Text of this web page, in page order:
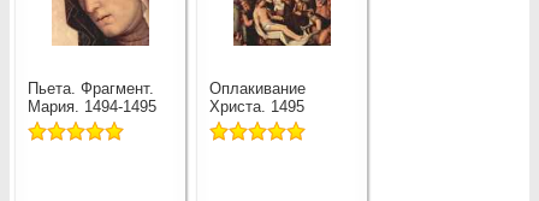
Пьета. Фрагмент.
Мария. 1494-1495
Оплакивание
Христа. 1495